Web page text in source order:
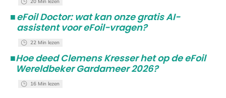
20 Min lezen
■eFoil Doctor: wat kan onze gratis AI-
assistent voor eFoil-vragen?
22 Min lezen
■Hoe deed Clemens Kresser het op de eFoil
Wereldbeker Gardameer 2026?
16 Min lezen